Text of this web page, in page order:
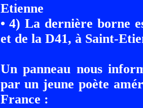
Etienne
• 4) La dernière borne
et de la D41, à Saint-
Un panneau nous
par un jeune poète
France :